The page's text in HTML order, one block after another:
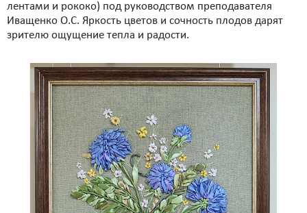
лентами и рококо) под руководством преподавателя
Иващенко О.С. Яркость цветов и сочность плодов дарят
зрителю ощущение тепла и радости.